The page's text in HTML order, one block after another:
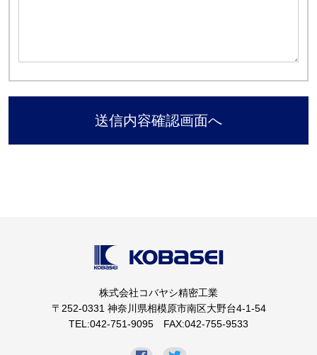
株式会社コバヤシ精密工業
〒252-0331 神奈川県相模原市南区大野台4-1-54
TEL:042-751-9095 FAX:042-755-9533